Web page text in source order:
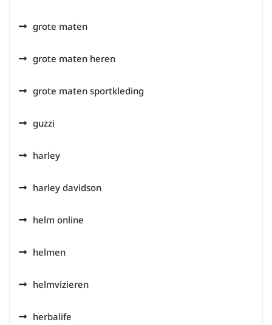
grote maten
grote maten heren
grote maten sportkleding
guzzi
harley
harley davidson
helm online
helmen
helmvizieren
herbalife